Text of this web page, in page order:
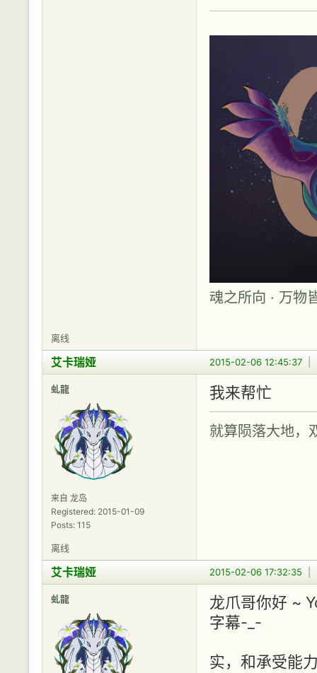
魂之所向 · 万物
离线
2015-02-06 12:45:37
艾卡瑞娅
虬龍
来自 龙岛
Registered: 2015-01-09
Posts: 115
我来帮忙
就算陨落大地，
离线
2015-02-06 17:32:35
艾卡瑞娅
虬龍
龙爪哥你好 ~
字幕-_-
实，和承受能